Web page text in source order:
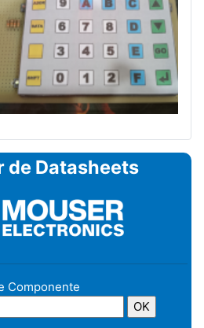
de Datasheets
Componente